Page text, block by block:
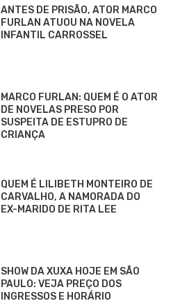
ANTES DE PRISÃO, ATOR MARCO
FURLAN ATUOU NA NOVELA
INFANTIL CARROSSEL
MARCO FURLAN: QUEM É O ATOR
DE NOVELAS PRESO POR
SUSPEITA DE ESTUPRO DE
CRIANÇA
QUEM É LILIBETH MONTEIRO DE
CARVALHO, A NAMORADA DO
EX-MARIDO DE RITA LEE
SHOW DA XUXA HOJE EM SÃO
PAULO: VEJA PREÇO DOS
INGRESSOS E HORÁRIO